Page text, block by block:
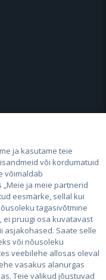
ja kasutame teie
või kordumatuid
võimaldab
ja meie partnerid
eesmärke, sellal kui
tagasivõtmine
ei pruugi osa kuvatavast
asjakohased. Saate selle
või nõusoleku
veebilehe allosas oleval
vasakus alanurgas
Teie valikud jõustuvad